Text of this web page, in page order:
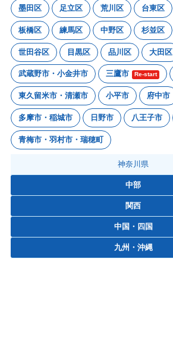
墨田区 足立区 荒川区 台東区
板橋区 練馬区 中野区 杉並区
世田谷区 目黒区 品川区 大田区
武蔵野市・小金井市 三鷹市 Re-start
東久留米市・清瀬市 小平市 府中市
多摩市・稲城市 日野市 八王子市
青梅市・羽村市・瑞穂町
神奈川県
中部
関西
中国・四国
九州・沖縄